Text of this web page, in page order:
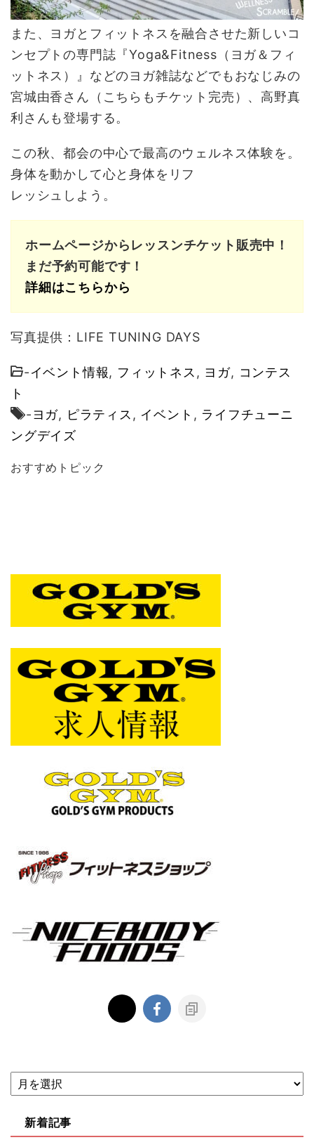
また、ヨガとフィットネスを融合させた新しいコ
ンセプトの専門誌『Yoga&Fitness（ヨガ＆フィ
ットネス）』などのヨガ雑誌などでもおなじみの
宮城由香さん（こちらもチケット完売）、高野真
利さんも登場する。
この秋、都会の中心で最高のウェルネス体験を。
身体を動かして心と身体をリフ
レッシュしよう。
ホームページからレッスンチケット販売中！
まだ予約可能です！
詳細はこちらから
写真提供：LIFE TUNING DAYS
-イベント情報, フィットネス , ヨガ, コンテス
ト
-ヨガ, ピラティス , イベント , ライフチューニ
ングデイズ
おすすめトピック
新着記事